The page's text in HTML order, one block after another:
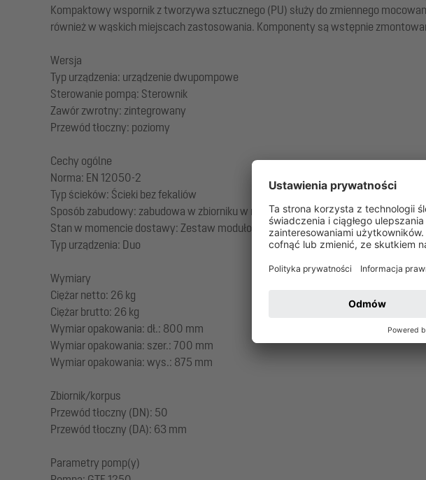
Kompaktowy wspornik z tworzywa sztucznego (PU) służy do zmiennego
również w wąskich miejscach zastosowania. Komponenty są wstępnie
Wersja
Typ urządzenia: urządzenie dwupompowe
Sterowanie pompą: Sterownik
Zawór zwrotny: zintegrowany
Przewód tłoczny: poziomy
Cechy ogólne
Norma: EN 12050-2
Typ ścieków: Ścieki bez fekaliów
Sposób zabudowy: zabudowa w zbiorniku w miejscu instalacji
Stan w momencie dostawy: Zestaw modułowy do montażu w miejscu instalacji
Typ urządzenia: Duo
Wymiary
Ciężar netto: 26 kg
Ciężar brutto: 26 kg
Wymiar opakowania: dł.: 800 mm
Wymiar opakowania: szer.: 700 mm
Wymiar opakowania: wys.: 875 mm
Zbiornik/korpus
Przewód tłoczny (DN): 50
Przewód tłoczny (DA): 63 mm
Parametry pomp(y)